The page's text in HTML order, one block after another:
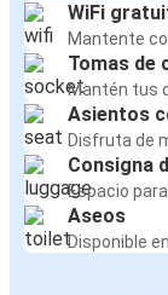
WiFi
Mantente
Tomas de
Mantén tus
Asientos
Disfruta de
Consigna
Espacio
Aseos
Disponible